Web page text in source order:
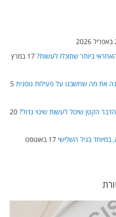
ביותר שתוכלו לעשות?
17 במרץ
5
הקטן שיכול לעשות שינוי גדול? 20
בגיל השלישי
17 באוגוסט